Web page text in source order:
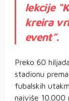
lekcije
kreira
event”.
Preko 60
stadionu
fubalskih
najviše 10.000